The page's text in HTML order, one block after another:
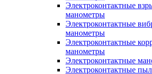
Электроконтактные
манометры
Электроконтактные
манометры
Электроконтактные
манометры
Электроконтактные
Электроконтактные